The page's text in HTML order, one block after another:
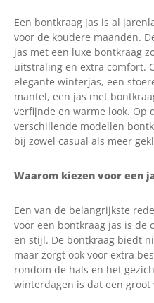
Een bontkraag jas is al
voor de koudere maanden.
jas met een luxe bontkraag
uitstraling en extra comfort.
elegante winterjas, een
mantel, een jas met
verfijnde en warme look. Op
verschillende modellen
bij zowel casual als meer
Waarom kiezen voor een
Een van de belangrijkste
voor een bontkraag jas is
en stijl. De bontkraag biedt
maar zorgt ook voor extra
rondom de hals en het
winterdagen is dat een groot